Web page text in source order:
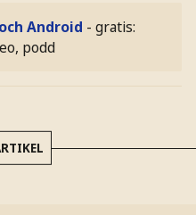
Android - gratis:
podd